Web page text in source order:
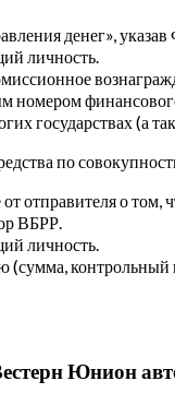
денег»,
личность.
номером
государствах (а
по
отправителя о
ВБРР.
личность.
контрольный
Юнион